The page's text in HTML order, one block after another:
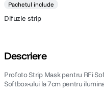
Pachetul include
Difuzie strip
Descriere
Profoto Strip Mask pentru RFi
Softbox-ului la 7cm pentru